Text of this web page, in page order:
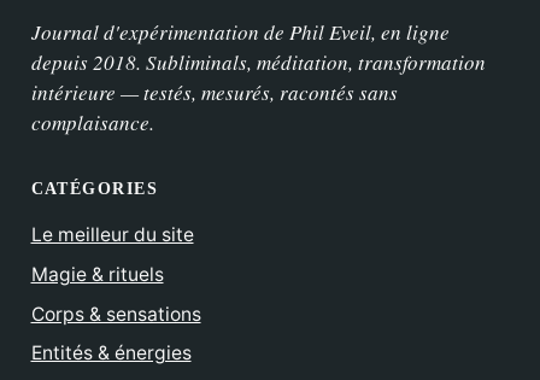
Journal d'expérimentation de Phil Eveil, en ligne
depuis 2018. Subliminals, méditation, transformation
intérieure — testés, mesurés, racontés sans
complaisance.
CATÉGORIES
Le meilleur du site
Magie & rituels
Corps & sensations
Entités & énergies